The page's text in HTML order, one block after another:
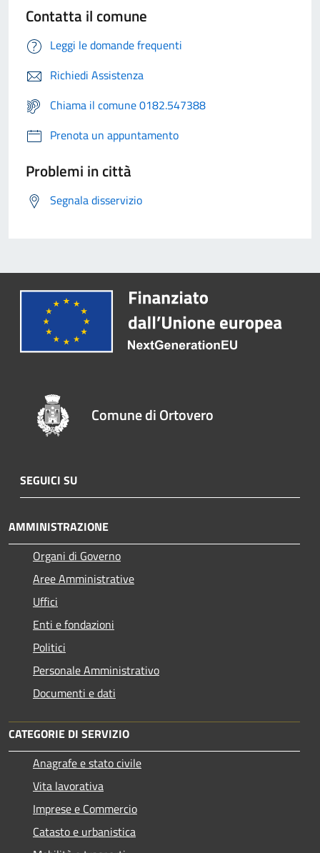
Contatta il comune
Leggi le domande frequenti
Richiedi Assistenza
Chiama il comune 0182.547388
Prenota un appuntamento
Problemi in città
Segnala disservizio
Comune di Ortovero
SEGUICI SU
AMMINISTRAZIONE
Organi di Governo
Aree Amministrative
Uffici
Enti e fondazioni
Politici
Personale Amministrativo
Documenti e dati
CATEGORIE DI SERVIZIO
Anagrafe e stato civile
Vita lavorativa
Imprese e Commercio
Catasto e urbanistica